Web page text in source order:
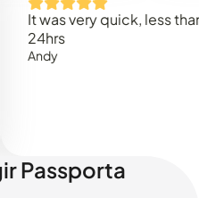
was very quick, less than
Passporta